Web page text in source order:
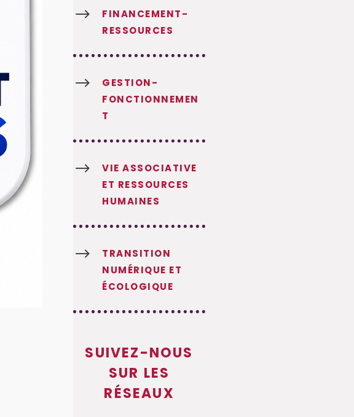
$
FINANCEMENT-
RESSOURCES
$
GESTION-
FONCTIONNEMEN
T
$
VIE ASSOCIATIVE
ET RESSOURCES
HUMAINES
$
TRANSITION
NUMÉRIQUE ET
ÉCOLOGIQUE
SUIVEZ-NOUS
SUR LES
RÉSEAUX